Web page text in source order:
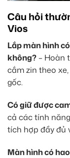
Câu hỏi
Vios
Lắp màn hình
không? – Hoàn
cắm zin theo
gốc.
Có giữ được
cả các tính
tích hợp đầy đủ
Màn hình có